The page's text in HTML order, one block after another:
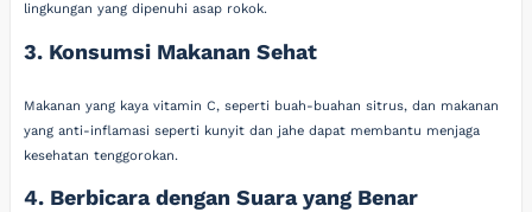
lingkungan yang dipenuhi asap rokok.
3. Konsumsi Makanan Sehat
Makanan yang kaya vitamin C, seperti buah-buahan sitrus, dan makanan
yang anti-inflamasi seperti kunyit dan jahe dapat membantu menjaga
kesehatan tenggorokan.
4. Berbicara dengan Suara yang Benar